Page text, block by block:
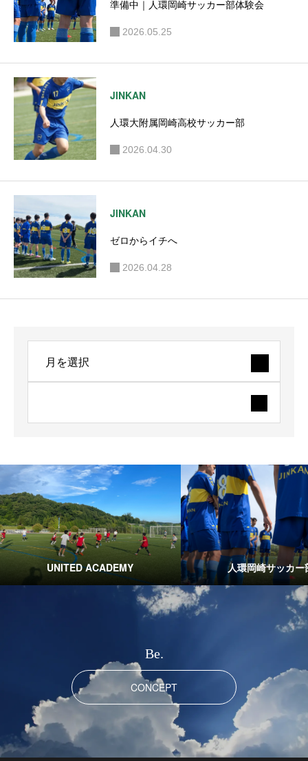
準備中｜人環岡崎サッカー部体験会
2026.05.25
JINKAN
人環大附属岡崎高校サッカー部
2026.04.30
JINKAN
ゼロからイチへ
2026.04.28
UNITED ACADEMY 人環岡崎サッカー
Be.
CONCEPT